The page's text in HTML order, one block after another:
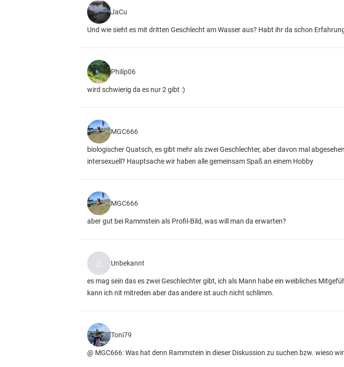
JaCu
Und wie sieht es mit dritten Geschlecht am Wasser aus? Habt ihr da schon
Philip06
wird schwierig da es nur 2 gibt :)
MGC666
biologischer Quatsch, es gibt mehr als zwei Geschlechter, aber davon mal
intersexuell? Hauptsache wir haben alle gemeinsam Spaß an einem Hobby
MGC666
aber gut bei Rammstein als Profil-Bild, was will man da erwarten?
Unbekannt
es mag sein das es zwei Geschlechter gibt, ich als Mann habe ein weibliches
kann ich nit mitreden aber das andere ist auch nicht schlimm.
Toni79
@ MGC666: Was hat denn Rammstein in dieser Diskussion zu suchen bzw. wieso